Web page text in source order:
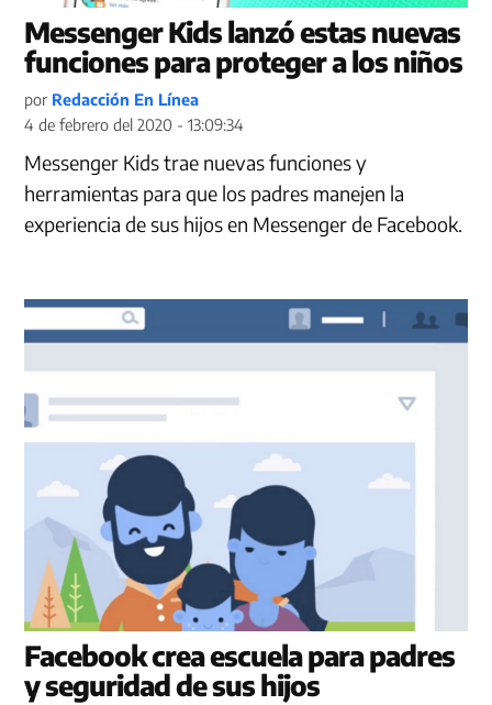
Messenger Kids lanzó estas nuevas
funciones para proteger a los niños
por Redacción En Línea
4 de febrero del 2020 - 13:09:34
Messenger Kids trae nuevas funciones y
herramientas para que los padres manejen la
experiencia de sus hijos en Messenger de Facebook.
Facebook crea escuela para padres
y seguridad de sus hijos